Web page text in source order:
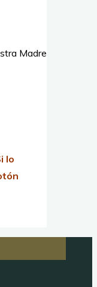
Madre
lo